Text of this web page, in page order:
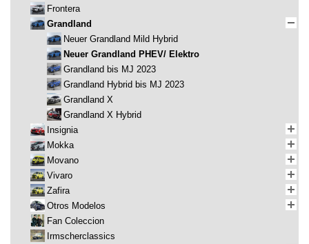
Frontera
Grandland
Neuer Grandland Mild Hybrid
Neuer Grandland PHEV/ Elektro
Grandland bis MJ 2023
Grandland Hybrid bis MJ 2023
Grandland X
Grandland X Hybrid
Insignia
Mokka
Movano
Vivaro
Zafira
Otros Modelos
Fan Coleccion
Irmscherclassics